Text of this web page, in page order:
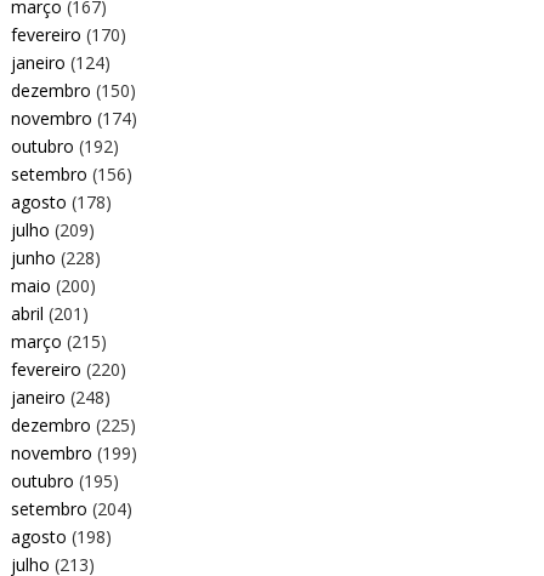
março (167)
fevereiro (170)
janeiro (124)
dezembro (150)
novembro (174)
outubro (192)
setembro (156)
agosto (178)
julho (209)
junho (228)
maio (200)
abril (201)
março (215)
fevereiro (220)
janeiro (248)
dezembro (225)
novembro (199)
outubro (195)
setembro (204)
agosto (198)
julho (213)